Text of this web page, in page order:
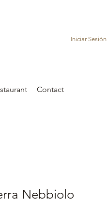
Iniciar Sesión
Contact
Nebbiolo